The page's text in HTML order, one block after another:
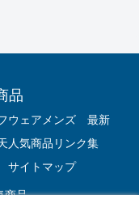
品
ウェアメンズ 最新
人気商品リンク集
サイトマップ
商品.